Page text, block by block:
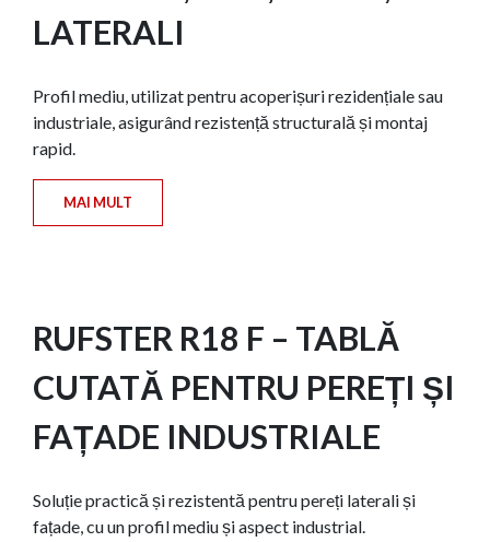
LATERALI
Profil mediu, utilizat pentru acoperișuri rezidențiale sau
industriale, asigurând rezistență structurală și montaj
rapid.
MAI MULT
RUFSTER R18 F – TABLĂ
CUTATĂ PENTRU PEREȚI ȘI
FAȚADE INDUSTRIALE
Soluție practică și rezistentă pentru pereți laterali și
fațade, cu un profil mediu și aspect industrial.